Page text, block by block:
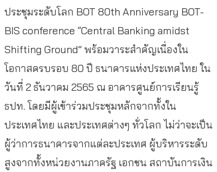
ประชุมระดับโลก BOT 80th Anniversary BOT-
BIS conference “Central Banking amidst
Shifting Ground” พร้อมวาระสำคัญเนื่องใน
โอกาสครบรอบ 80 ปี ธนาคารแห่งประเทศไทย ใน
วันที่ 2 ธันวาคม 2565 ณ อาคารศูนย์การเรียนรู้
ธปท. โดยมีผู้เข้าร่วมประชุมหลักจากทั้งใน
ประเทศไทย และประเทศต่างๆ ทั่วโลก ไม่ว่าจะเป็น
ผู้ว่าการธนาคารจากแต่ละประเทศ ผู้บริหารระดับ
สูงจากทั้งหน่วยงานภาครัฐ เอกชน สถาบันการเงิน